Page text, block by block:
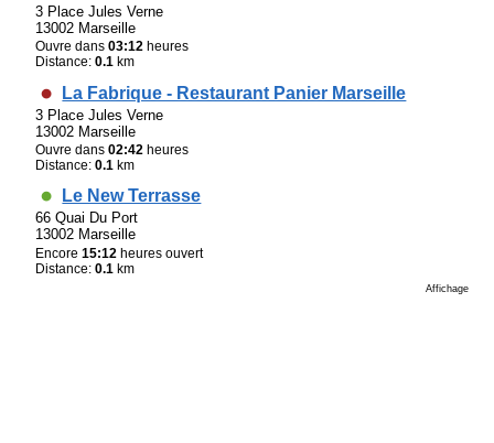
3 Place Jules Verne
13002 Marseille
Ouvre dans03:12 heures
Distance:0.1 km
La Fabrique - Restaurant Panier Marseille
3 Place Jules Verne
13002 Marseille
Ouvre dans02:42 heures
Distance:0.1 km
Le New Terrasse
66 Quai Du Port
13002 Marseille
Encore15:12 heures ouvert
Distance:0.1 km
Affichage